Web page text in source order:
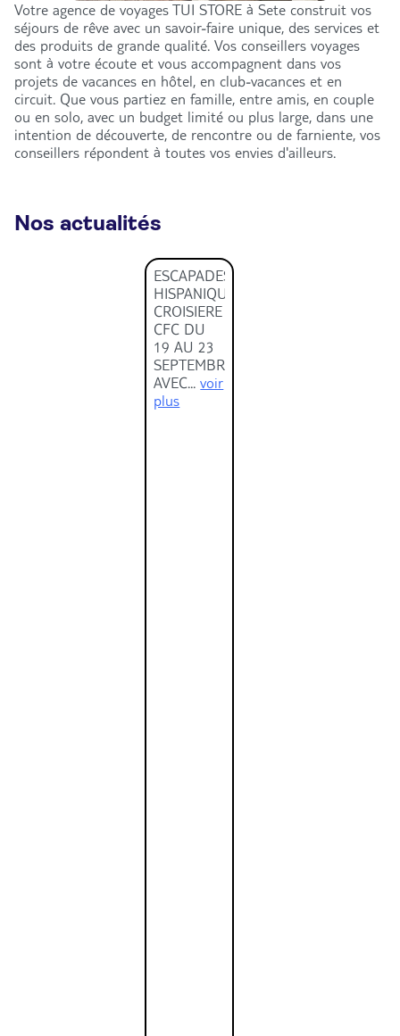
Votre agence de voyages TUI STORE à Sete construit vos
séjours de rêve avec un savoir-faire unique, des services et
des produits de grande qualité. Vos conseillers voyages
sont à votre écoute et vous accompagnent dans vos
projets de vacances en hôtel, en club-vacances et en
circuit. Que vous partiez en famille, entre amis, en couple
ou en solo, avec un budget limité ou plus large, dans une
intention de découverte, de rencontre ou de farniente, vos
conseillers répondent à toutes vos envies d'ailleurs.
Nos actualités
ESCAPADES
HISPANIQUES
CROISIERE
CFC DU
19 AU 23
SEPTEMBRE
AVEC...voir
plus